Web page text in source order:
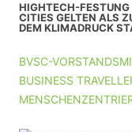
HIGHTECH-
CITIES GELTEN ALS
DEM KLIMADRUCK
BVSC-
BUSINESS